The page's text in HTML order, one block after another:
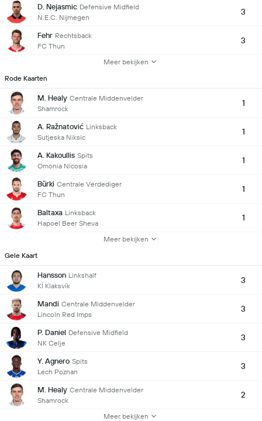
D. Nejasmic Defensive Midfield
N.E.C. Nijmegen
3
Fehr Rechtsback
FC Thun
3
Meer bekijken
Rode Kaarten
M. Healy Centrale Middenvelder
Shamrock
1
A. Ražnatović Linksback
Sutjeska Niksic
1
A. Kakoullis Spits
Omonia Nicosia
1
Bürki Centrale Verdediger
FC Thun
1
Baltaxa Linksback
Hapoel Beer Sheva
1
Meer bekijken
Gele Kaart
Hansson Linkshalf
KÍ Klaksvík
3
Mandi Centrale Middenvelder
Lincoln Red Imps
3
P. Daniel Defensive Midfield
NK Celje
3
Y. Agnero Spits
Lech Poznan
3
M. Healy Centrale Middenvelder
Shamrock
2
Meer bekijken